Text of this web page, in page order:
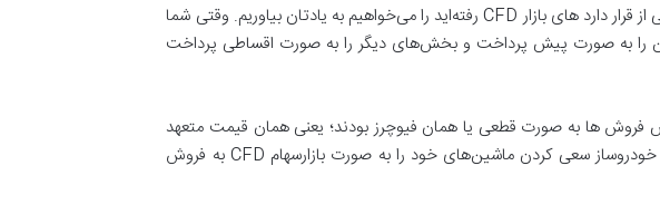
برای این که به طور کامل درک کنید که معاملات CFD چیست یک مثال می‌زنیم. مثالی که خودتان پای یکی از قرار دارد های بازار CFD رفته‌اید را می‌خواهیم به یادتان بیاوریم. وقتی شما
را به صورت پیش پرداخت و بخش‌های دیگر را به صورت اقساطی پرداخت
فروش ها به صورت قطعی یا همان فیوچرز بودند؛ یعنی همان قیمت متعهد
شده باید شرکت ماشین را به شما تحویل می‌داد؛ اما با حرکت‌های تورمی در سال‌های گذشته شرکت‌های خودروساز سعی کردن ماشین‌های خود را به صورت ﺑﺎﺯﺍرﺳﻬﺎﻡ CFD به فروش